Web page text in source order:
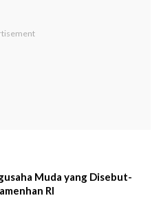
Muda yang Disebut-
RI